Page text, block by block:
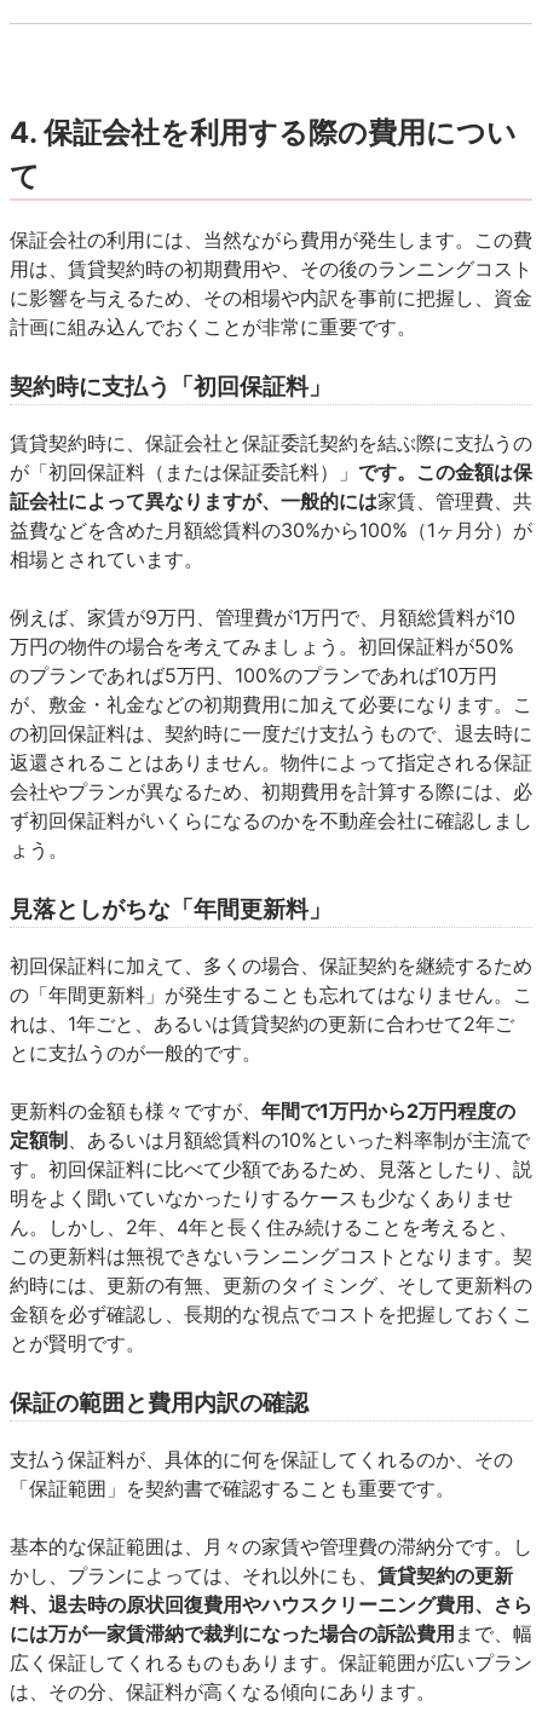
4. 保証会社を利用する際の費用につい
て
保証会社の利用には、当然ながら費用が発生します。この費
用は、賃貸契約時の初期費用や、その後のランニングコスト
に影響を与えるため、その相場や内訳を事前に把握し、資金
計画に組み込んでおくことが非常に重要です。
契約時に支払う「初回保証料」
賃貸契約時に、保証会社と保証委託契約を結ぶ際に支払うの
が「初回保証料（または保証委託料）」 です。この金額は保
証会社によって異なりますが、一般的には家賃、管理費、共
益費などを含めた月額総賃料の30%から100%（1ヶ月分）が
相場とされています。
例えば、家賃が9万円、管理費が1万円で、月額総賃料が10
万円の物件の場合を考えてみましょう。初回保証料が50%
のプランであれば5万円、100%のプランであれば10万円
が、敷金・礼金などの初期費用に加えて必要になります。こ
の初回保証料は、契約時に一度だけ支払うもので、退去時に
返還されることはありません。物件によって指定される保証
会社やプランが異なるため、初期費用を計算する際には、必
ず初回保証料がいくらになるのかを不動産会社に確認しまし
ょう。
見落としがちな「年間更新料」
初回保証料に加えて、多くの場合、保証契約を継続するため
の「年間更新料」が発生することも忘れてはなりません。こ
れは、1年ごと、あるいは賃貸契約の更新に合わせて2年ご
とに支払うのが一般的です。
更新料の金額も様々ですが、 年間で1万円から2万円程度の
定額制 、あるいは月額総賃料の10%といった料率制が主流で
す。初回保証料に比べて少額であるため、見落としたり、説
明をよく聞いていなかったりするケースも少なくありませ
ん。しかし、2年、4年と長く住み続けることを考えると、
この更新料は無視できないランニングコストとなります。契
約時には、更新の有無、更新のタイミング、そして更新料の
金額を必ず確認し、長期的な視点でコストを把握しておくこ
とが賢明です。
保証の範囲と費用内訳の確認
支払う保証料が、具体的に何を保証してくれるのか、その
「保証範囲」を契約書で確認することも重要です。
基本的な保証範囲は、月々の家賃や管理費の滞納分です。し
かし、プランによっては、それ以外にも、 賃貸契約の更新
料、退去時の原状回復費用やハウスクリーニング費用、さら
には万が一家賃滞納で裁判になった場合の訴訟費用 まで、幅
広く保証してくれるものもあります。保証範囲が広いプラン
は、その分、保証料が高くなる傾向にあります。